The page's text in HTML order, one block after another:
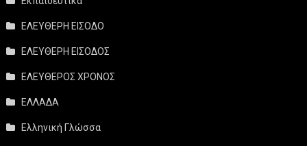
ΕΛΕΥΘΕΡΗ ΕΙΣΟΔΟ
ΕΛΕΥΘΕΡΗ ΕΙΣΟΔΟΣ
ΕΛΕΥΘΕΡΟΣ ΧΡΟΝΟΣ
ΕΛΛΑΔΑ
Ελληνική Γλώσσα